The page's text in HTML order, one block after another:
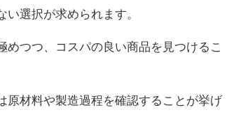
選択が求められます。
つつ、コスパの良い商品を見つけるこ
原材料や製造過程を確認することが挙げ